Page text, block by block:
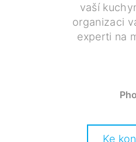
vaší
organizaci
experti na
Ke